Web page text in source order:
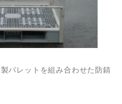
パレットを組み合わせた防錆